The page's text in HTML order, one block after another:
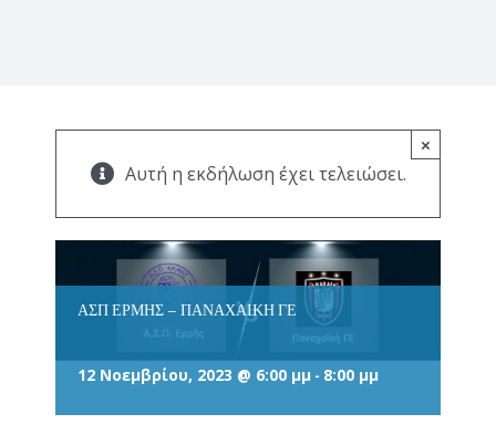
×
Αυτή η εκδήλωση έχει τελειώσει.
ΑΣΠ ΕΡΜΗΣ – ΠΑΝΑΧΑΙΚΗ ΓΕ
12 Νοεμβρίου, 2023 @ 6:00 μμ - 8:00 μμ